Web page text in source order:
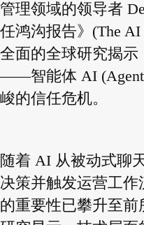
管理领域的领导者
任鸿沟报告》(The AI
全面的全球研究揭
——智能体 AI
峻的信任危机。
随着 AI 从被动式聊
决策并触发运营工
的重要性已攀升至